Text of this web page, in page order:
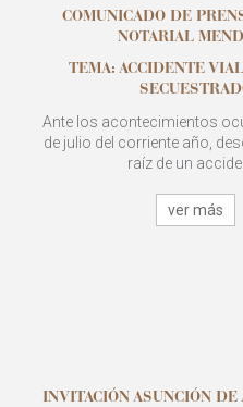
COMUNICADO DE
NOTARIAL
TEMA: ACCIDENTE
Ante los acontecimientos
de julio del corriente año,
raíz de un
ver más
INVITACIÓN ASUNCIÓN DE